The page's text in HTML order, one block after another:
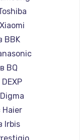
BBK
BQ
Haier
Irbis